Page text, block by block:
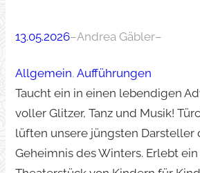
13.05.2026–Andrea Gäbler–
Allgemein, Aufführungen
Taucht ein in einen lebendigen
voller Glitzer, Tanz und Musik!
lüften unsere jüngsten Darsteller
Geheimnis des Winters. Erlebt